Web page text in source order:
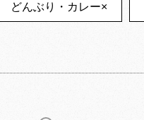
どんぶり・カレー×